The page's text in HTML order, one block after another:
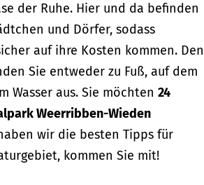
der Ruhe. Hier und da befinden
und Dörfer, sodass
auf ihre Kosten kommen. Den
Sie entweder zu Fuß, auf dem
Wasser aus. Sie möchten 24
Weerribben-Wieden
wir die besten Tipps für
kommen Sie mit!